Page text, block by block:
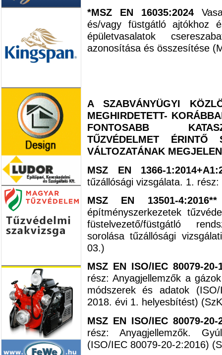
*MSZ EN 16035:2024
és/vagy füstgátló ajtókhoz
épületvasalatok
azonosítása és összesítése
A SZABVÁNYÜGYI
MEGHIRDETETT-
FONTOSABB
TŰZVÉDELMET ÉRINTŐ
VÁLTOZATÁNAK
MSZ EN 1366-
tűzállósági vizsgálata. 1.
MSZ EN 13501-
építményszerkezetek
füstelvezető/füstgátló
sorolása tűzállósági
03.)
MSZ EN ISO/IEC 80079-20-
rész: Anyagjellemzők a
módszerek és adatok
2018. évi 1. helyesbítést)
MSZ EN ISO/IEC 80079-20-
rész: Anyagjellemzők.
(ISO/IEC 80079-20-2:2016)